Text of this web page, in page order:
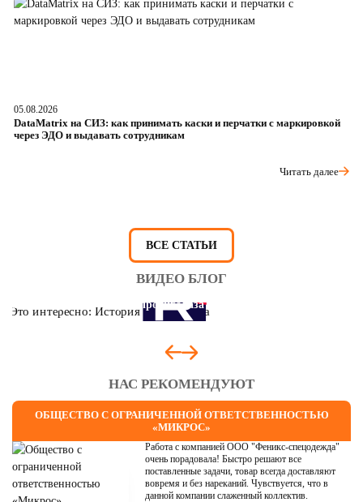
05.08.2026
DataMatrix на СИЗ: как принимать каски и перчатки с маркировкой
через ЭДО и выдавать сотрудникам
Читать далее
ВСЕ СТАТЬИ
ВИДЕО БЛОГ
Это интересно: История противогаза
НАС РЕКОМЕНДУЮТ
ОБЩЕСТВО С ОГРАНИЧЕННОЙ ОТВЕТСТВЕННОСТЬЮ
«МИКРОС»
Работа с компанией ООО "Феникс-спецодежда"
очень порадовала! Быстро решают все
поставленные задачи, товар всегда доставляют
вовремя и без нареканий. Чувствуется, что в
данной компании слаженный коллектив.